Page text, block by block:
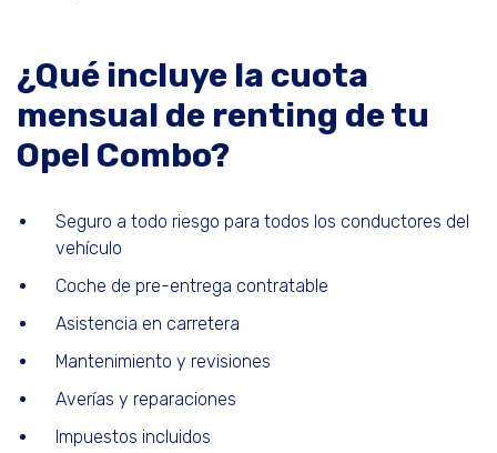
¿Qué incluye la cuota
mensual de renting de tu
Opel Combo?
Seguro a todo riesgo para todos los conductores del
vehículo
Coche de pre-entrega contratable
Asistencia en carretera
Mantenimiento y revisiones
Averías y reparaciones
Impuestos incluidos